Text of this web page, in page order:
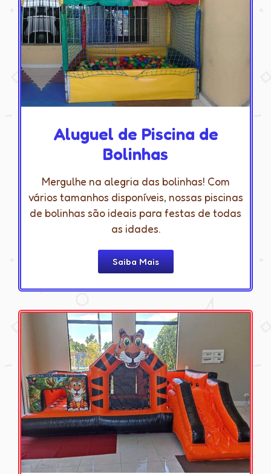
Aluguel de Piscina de
Bolinhas
Mergulhe na alegria das bolinhas! Com
vários tamanhos disponíveis, nossas piscinas
de bolinhas são ideais para festas de todas
as idades.
Saiba Mais